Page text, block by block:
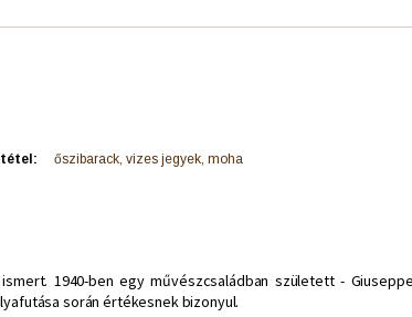
őszibarack, vizes jegyek, moha
1940-ben egy művészcsaládban született -
során értékesnek bizonyul.